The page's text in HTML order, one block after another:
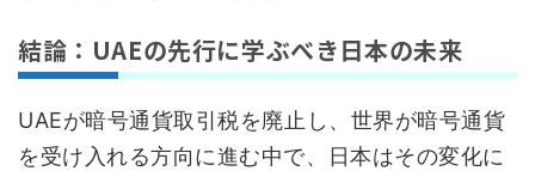
結論：UAEの先行に学ぶべき日本の未来
UAEが暗号通貨取引税を廃止し、世界が暗号通貨
を受け入れる方向に進む中で、日本はその変化に